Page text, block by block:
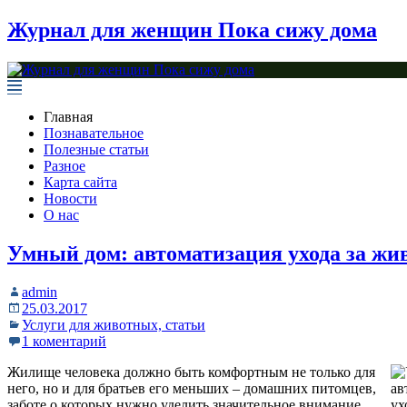
Журнал для женщин Пока сижу дома
Главная
Познавательное
Полезные статьи
Разное
Карта сайта
Новости
О нас
Умный дом: автоматизация ухода за
admin
25.03.2017
Услуги для животных, статьи
1 коментарий
Жилище человека должно быть комфортным не только для
него, но и для братьев его меньших – домашних питомцев,